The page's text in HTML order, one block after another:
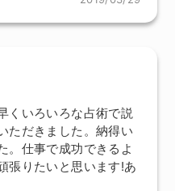
くいろいろな占術で説
ただきました。納得い
。仕事で成功できるよ
張りたいと思います!あ